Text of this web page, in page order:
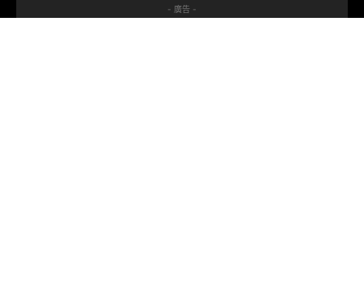
- 廣告 -